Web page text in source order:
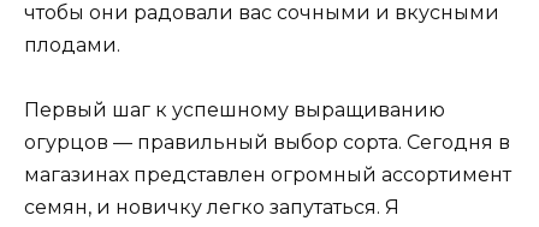
чтобы они радовали вас сочными и вкусными
плодами.
Первый шаг к успешному выращиванию
огурцов — правильный выбор сорта. Сегодня в
магазинах представлен огромный ассортимент
семян, и новичку легко запутаться. Я